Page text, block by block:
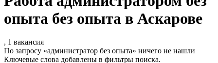
опыта без опыта в Аскарове
, 1 вакансия
По запросу «администратор без опыта» ничего не нашли
Ключевые слова добавлены в фильтры поиска.